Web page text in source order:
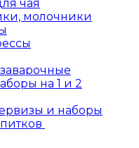
чая
молочники
на 1 и 2
и наборы